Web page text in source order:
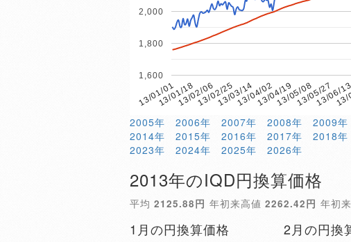
13/01/0113/01/1813/02/0613/02/2513/03/1413/04/0213/04/1913/05/0813/05/27
13/06/
1,600
1,800
2,000
2005年 2006年 2007年 2008年 2009年
2014年
2015年 2016年 2017年 2018年
2023年
2024年 2025年 2026年
2013年のIQD円換算価格
平均 2125.88円 年初来高値 2262.42円 年初
1月の円換算価格 2月の円換